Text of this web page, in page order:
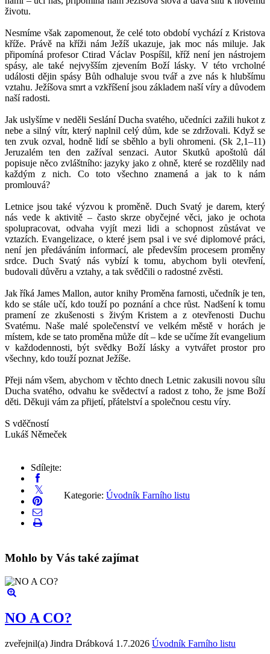
životu.
Nesmíme však zapomenout, že celé toto období vychází z Kristova
kříže. Právě na kříži nám Ježíš ukazuje, jak moc nás miluje. Jak
připomíná profesor Ctirad Václav Pospíšil, kříž není jen nástrojem
spásy, ale také nejvyšším zjevením Boží lásky. V této vrcholné
události dějin spásy Bůh odhaluje svou tvář a zve nás k hlubšímu
vztahu. Ježíšova smrt a vzkříšení jsou základem naší víry a důvodem
naší radosti.
Jak uslyšíme v neděli Seslání Ducha svatého, učedníci zažili hukot z
nebe a silný vítr, který naplnil celý dům, kde se zdržovali. Když se
ten zvuk ozval, hodně lidí se sběhlo a byli ohromeni. (Sk 2,1–11)
Jeruzalém ten den zažíval senzaci. Autor Skutků apoštolů dál
popisuje něco zvláštního: jazyky jako z ohně, které se rozdělily nad
každým z nich. Co toto všechno znamená a jak to k nám
promlouvá?
Letnice jsou také výzvou k proměně. Duch Svatý je darem, který
nás vede k aktivitě – často skrze obyčejné věci, jako je ochota
spolupracovat, odvaha vyjít mezi lidi a schopnost zůstávat ve
vztazích. Evangelizace, o které jsem psal i ve své diplomové práci,
není jen předáváním informací, ale především procesem proměny
srdce. Duch Svatý nás vybízí k tomu, abychom byli otevření,
budovali důvěru a vztahy, a tak svědčili o radostné zvěsti.
Jak říká James Mallon, autor knihy Proměna farnosti, učedník je ten,
kdo se stále učí, kdo touží po poznání a chce růst. Nadšení k tomu
pramení ze zkušenosti s živým Kristem a z otevřenosti Duchu
Svatému. Naše malé společenství ve velkém městě v horách je
místem, kde se tato proměna může dít – kde se učíme žít evangelium
v každodennosti, být svědky Boží lásky a vytvářet prostor pro
všechny, kdo touží poznat Ježíše.
Přeji nám všem, abychom v těchto dnech Letnic zakusili novou sílu
Ducha svatého, odvahu ke svědectví a radost z toho, že jsme Boží
děti. Děkuji vám za přijetí, přátelství a společnou cestu víry.
S vděčností
Lukáš Němeček
Sdílejte:
Kategorie: Úvodník Farního listu
Mohlo by Vás také zajímat
NO A CO?
zveřejnil(a) Jindra Drábková 1.7.2026 Úvodník Farního listu